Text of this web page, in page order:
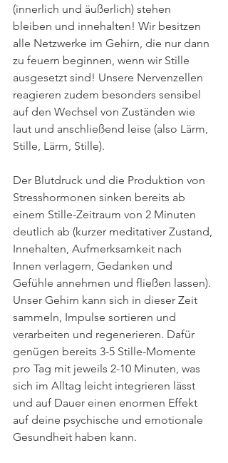
(innerlich und äußerlich) stehen
bleiben und innehalten! Wir besitzen
alle Netzwerke im Gehirn, die nur dann
zu feuern beginnen, wenn wir Stille
ausgesetzt sind! Unsere Nervenzellen
reagieren zudem besonders sensibel
auf den Wechsel von Zuständen wie
laut und anschließend leise (also Lärm,
Stille, Lärm, Stille).
Der Blutdruck und die Produktion von
Stresshormonen sinken bereits ab
einem Stille-Zeitraum von 2 Minuten
deutlich ab (kurzer meditativer Zustand,
Innehalten, Aufmerksamkeit nach
Innen verlagern, Gedanken und
Gefühle annehmen und fließen lassen).
Unser Gehirn kann sich in dieser Zeit
sammeln, Impulse sortieren und
verarbeiten und regenerieren. Dafür
genügen bereits 3-5 Stille-Momente
pro Tag mit jeweils 2-10 Minuten, was
sich im Alltag leicht integrieren lässt
und auf Dauer einen enormen Effekt
auf deine psychische und emotionale
Gesundheit haben kann.